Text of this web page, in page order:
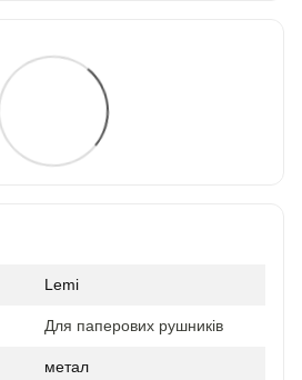
Lemi
Для паперових рушників
метал